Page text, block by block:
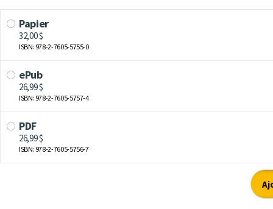
Papier
32,00 $
ISBN: 978-2-7605-5755-0
ePub
26,99 $
ISBN: 978-2-7605-5757-4
PDF
26,99 $
ISBN: 978-2-7605-5756-7